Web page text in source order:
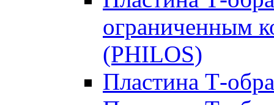
ограниченным
(PHILOS)
Пластина Т-